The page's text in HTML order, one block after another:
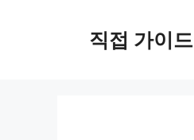
직접 가이드